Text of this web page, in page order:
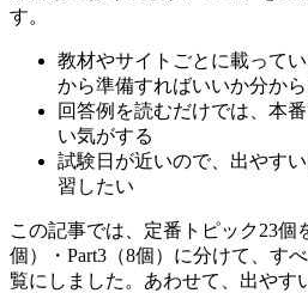
す。
教材やサイトごとに載って
から準備すればいいか分か
回答例を読むだけでは、本
い気がする
試験日が近いので、出やす
習したい
この記事では、定番トピック23個
個）・Part3（8個）に分けて、す
覧にしました。あわせて、出やす